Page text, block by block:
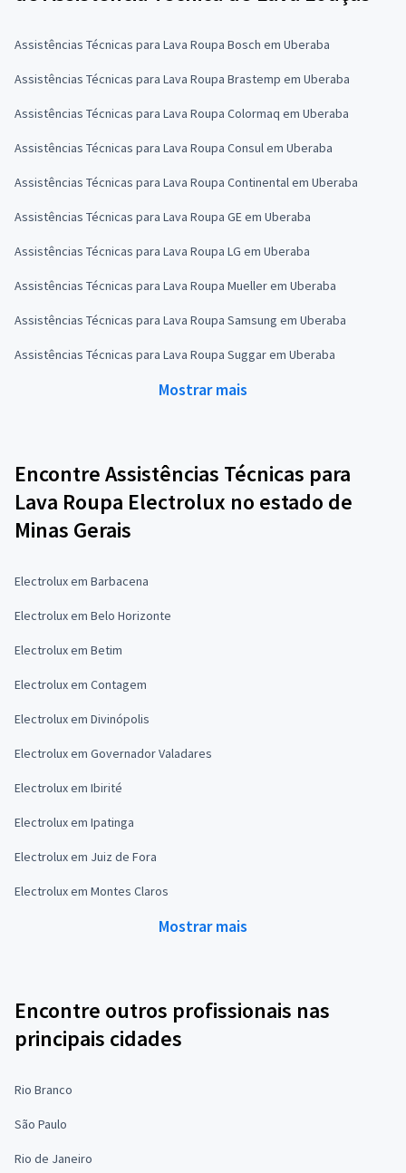
Assistências Técnicas para Lava Roupa Bosch em Uberaba
Assistências Técnicas para Lava Roupa Brastemp em Uberaba
Assistências Técnicas para Lava Roupa Colormaq em Uberaba
Assistências Técnicas para Lava Roupa Consul em Uberaba
Assistências Técnicas para Lava Roupa Continental em Uberaba
Assistências Técnicas para Lava Roupa GE em Uberaba
Assistências Técnicas para Lava Roupa LG em Uberaba
Assistências Técnicas para Lava Roupa Mueller em Uberaba
Assistências Técnicas para Lava Roupa Samsung em Uberaba
Assistências Técnicas para Lava Roupa Suggar em Uberaba
Mostrar mais
Encontre Assistências Técnicas para
Lava Roupa Electrolux no estado de
Minas Gerais
Electrolux em Barbacena
Electrolux em Belo Horizonte
Electrolux em Betim
Electrolux em Contagem
Electrolux em Divinópolis
Electrolux em Governador Valadares
Electrolux em Ibirité
Electrolux em Ipatinga
Electrolux em Juiz de Fora
Electrolux em Montes Claros
Mostrar mais
Encontre outros profissionais nas
principais cidades
Rio Branco
São Paulo
Rio de Janeiro